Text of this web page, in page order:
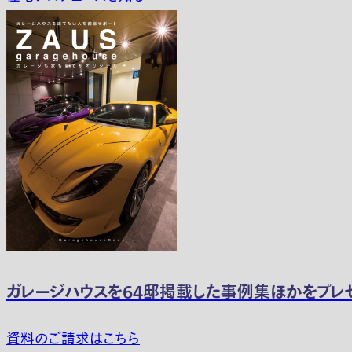
ガレージハウスを64邸掲載した事例集ほかをプレ
資料のご請求はこちら